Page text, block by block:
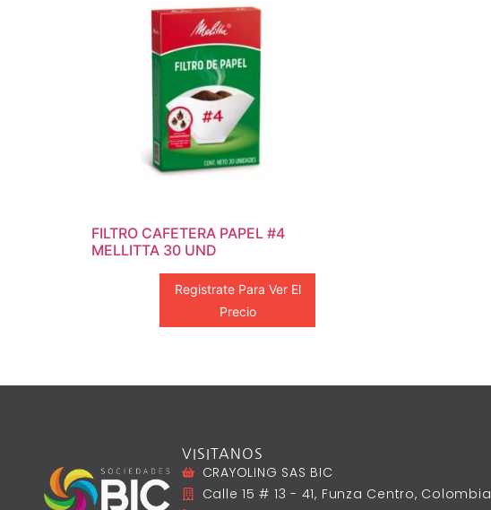
FILTRO CAFETERA PAPEL #4
MELLITTA 30 UND
Registrate Para Ver El
Precio
VISITANOS
CRAYOLING SAS BIC
Calle 15 # 13 - 41, Funza Centro, Colombia